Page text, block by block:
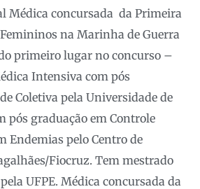
Médica concursada da Primeira
na Marinha de Guerra
primeiro lugar no concurso –
Intensiva com pós
Coletiva pela Universidade de
pós graduação em Controle
Endemias pelo Centro de
Fiocruz. Tem mestrado
UFPE. Médica concursada da